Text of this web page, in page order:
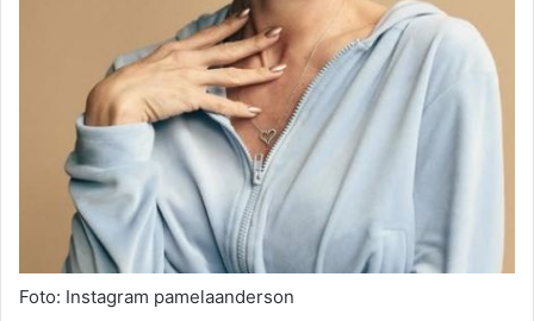
Foto: Instagram pamelaanderson